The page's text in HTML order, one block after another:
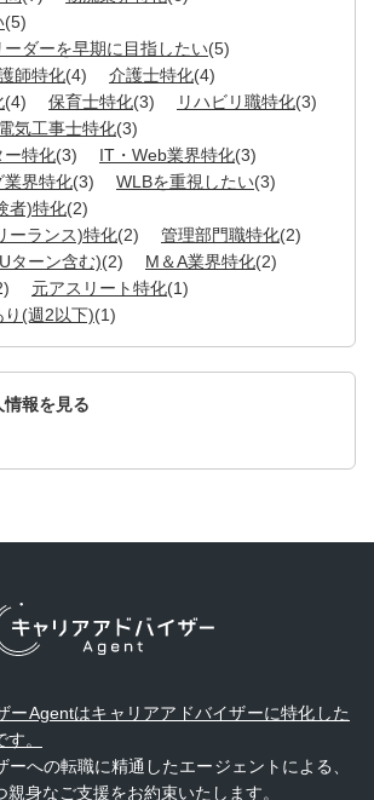
(5)
ダーを早期に目指したい(5)
師特化(4) 介護士特化(4)
(4) 保育士特化(3) リハビリ職特化(3)
電気工事士特化(3)
ー特化(3) IT・Web業界特化(3)
業界特化(3) WLBを重視したい(3)
者)特化(2)
ーランス)特化(2) 管理部門職特化(2)
ターン含む)(2) M＆A業界特化(2)
元アスリート特化(1)
り(週2以下)(1)
報を見る
ーAgentはキャリアアドバイザーに特化した
。
ーへの転職に精通したエージェントによる、
身なご支援をお約束いたします。